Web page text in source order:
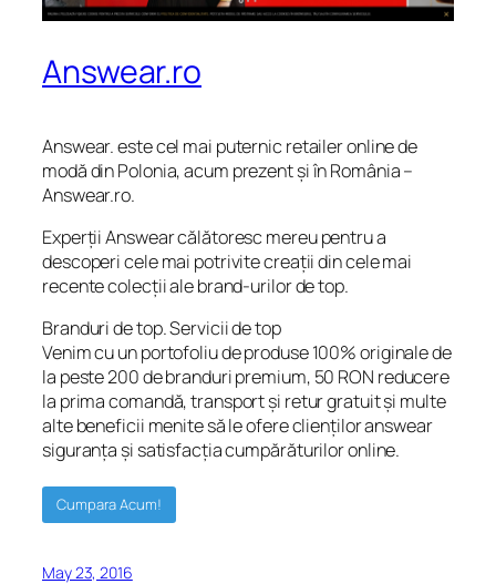
Answear.ro
Answear. este cel mai puternic retailer online de
modă din Polonia, acum prezent și în România –
Answear.ro.
Experții Answear călătoresc mereu pentru a
descoperi cele mai potrivite creații din cele mai
recente colecții ale brand-urilor de top.
Branduri de top. Servicii de top
Venim cu un portofoliu de produse 100% originale de
la peste 200 de branduri premium, 50 RON reducere
la prima comandă, transport și retur gratuit și multe
alte beneficii menite să le ofere clienților answear
siguranța și satisfacția cumpărăturilor online.
Cumpara Acum!
May 23, 2016